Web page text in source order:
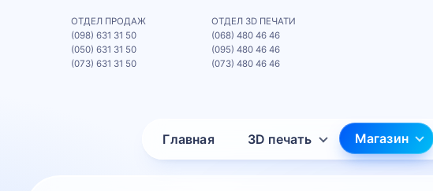
Главная 3D печать Магазин
ОТДЕЛ ПРОДАЖ
(098) 631 31 50
(050) 631 31 50
(073) 631 31 50
ОТДЕЛ 3D ПЕЧАТИ
(068) 480 46 46
(095) 480 46 46
(073) 480 46 46